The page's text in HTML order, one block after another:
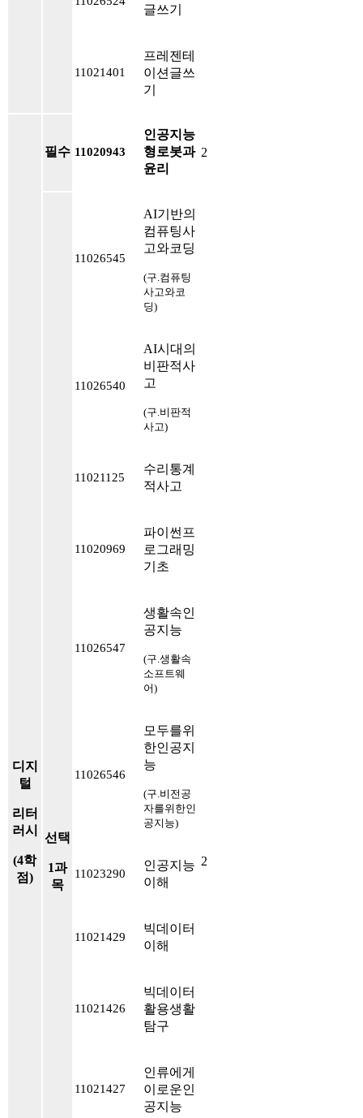
글쓰기
11021401
프레젠테
이션글쓰
기
디지
털
리터
러시
(4학
점)
필수 11020943
인공지능
형로봇과
윤리
2
선택
1과
목
11026545
AI기반의
컴퓨팅사
고와코딩
(구.컴퓨팅
사고와코
딩)
2
11026540
AI시대의
비판적사
고
(구.비판적
사고)
11021125
수리통계
적사고
11020969
파이썬프
로그래밍
기초
11026547
생활속인
공지능
(구.생활속
소프트웨
어)
11026546
모두를위
한인공지
능
(구.비전공
자를위한인
공지능)
11023290
인공지능
이해
11021429
빅데이터
이해
11021426
빅데이터
활용생활
탐구
11021427
인류에게
이로운인
공지능